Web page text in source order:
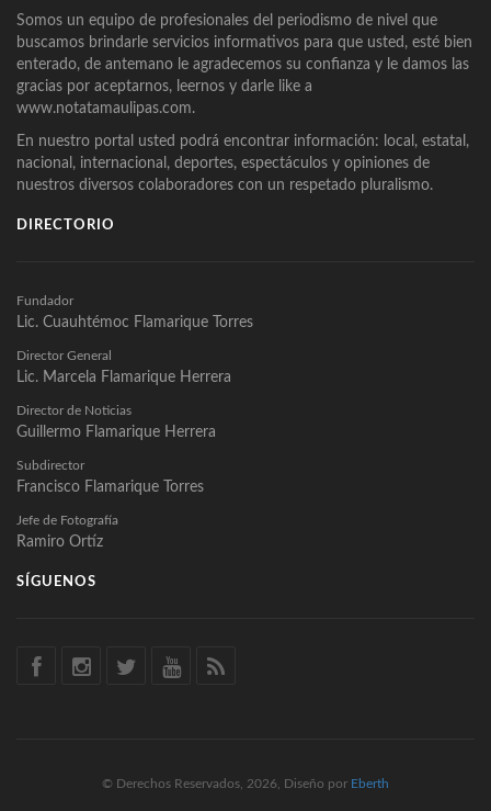
Somos un equipo de profesionales del periodismo de nivel que
buscamos brindarle servicios informativos para que usted, esté bien
enterado, de antemano le agradecemos su confianza y le damos las
gracias por aceptarnos, leernos y darle like a
www.notatamaulipas.com.
En nuestro portal usted podrá encontrar información: local, estatal,
nacional, internacional, deportes, espectáculos y opiniones de
nuestros diversos colaboradores con un respetado pluralismo.
DIRECTORIO
Fundador
Lic. Cuauhtémoc Flamarique Torres
Director General
Lic. Marcela Flamarique Herrera
Director de Noticias
Guillermo Flamarique Herrera
Subdirector
Francisco Flamarique Torres
Jefe de Fotografía
Ramiro Ortíz
SÍGUENOS
© Derechos Reservados, 2026, Diseño por Eberth